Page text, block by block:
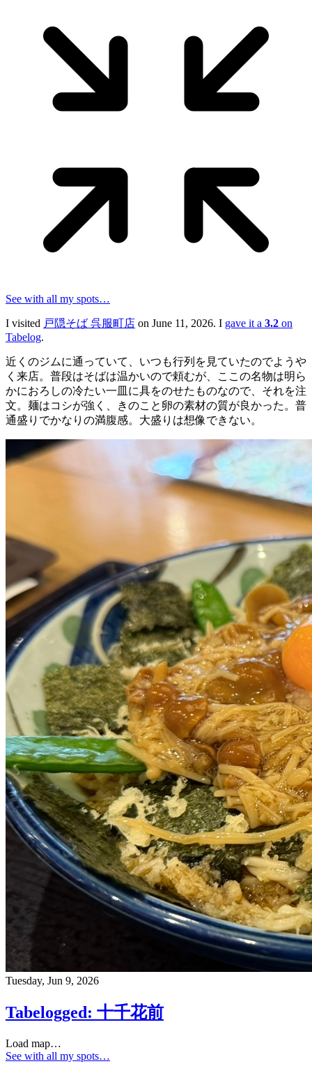
戸隠そば 呉服町店
そば・丼・天ぷら
See with all my spots…
I visited 戸隠そば 呉服町店 on June 11, 2026. I gave it a 3.2 on
Tabelog.
近くのジムに通っていて、いつも行列を見ていたのでようや
く来店。普段はそばは温かいので頼むが、ここの名物は明ら
かにおろしの冷たい一皿に具をのせたものなので、それを注
文。麺はコシが強く、きのこと卵の素材の質が良かった。普
通盛りでかなりの満腹感。大盛りは想像できない。
Tuesday, Jun 9, 2026
Tabelogged: 十千花前
Load map…
See with all my spots…